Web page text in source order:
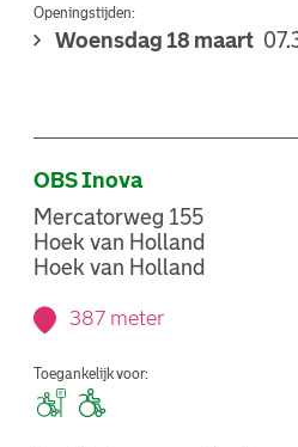
Openingstijden:
Woensdag 18 maart
OBS Inova
Mercatorweg 155
Hoek van Holland
Hoek van Holland
387 meter
Toegankelijk voor: